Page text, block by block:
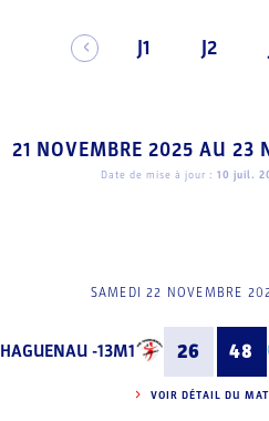
J1 J2
21 NOVEMBRE 2025 AU 23
Date de mise à jour : 10 juil.
SAMEDI 22 NOVEMBRE
HAGUENAU -13M1 26 48
VOIR DÉTAIL DU